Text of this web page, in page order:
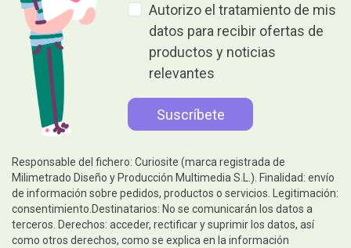
Autorizo el tratamiento de mis
datos para recibir ofertas de
productos y noticias
relevantes
Responsable del fichero: Curiosite (marca registrada de
Milimetrado Diseño y Producción Multimedia S.L.). Finalidad: envío
de información sobre pedidos, productos o servicios. Legitimación:
consentimiento.Destinatarios: No se comunicarán los datos a
terceros. Derechos: acceder, rectificar y suprimir los datos, así
como otros derechos, como se explica en la información